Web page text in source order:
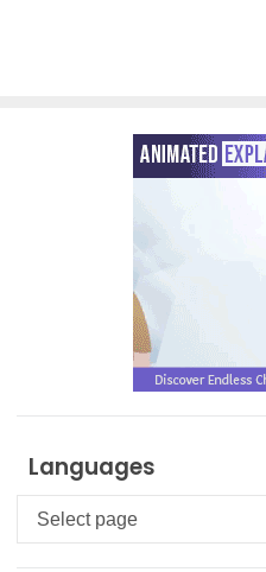
Languages
Languages